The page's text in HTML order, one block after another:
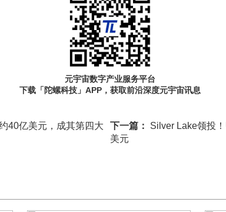
元宇宙数字产业服务平台
下载「陀螺科技」APP，获取前沿深度元宇宙讯息
40亿美元，成其第四大
下一篇： Silver Lake领投
美元